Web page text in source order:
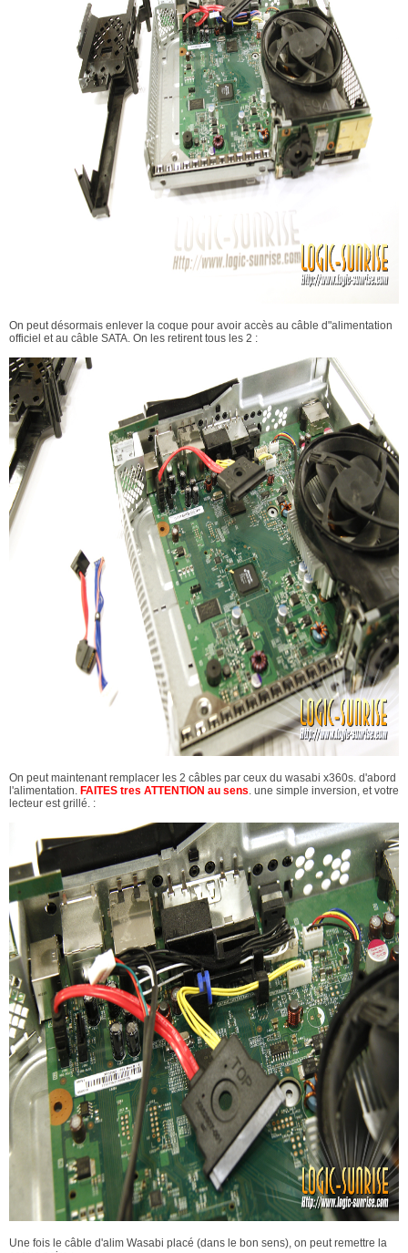
On peut désormais enlever la coque pour avoir accès au câble d"alimentation
officiel et au câble SATA. On les retirent tous les 2 :
On peut maintenant remplacer les 2 câbles par ceux du wasabi x360s. d'abord
l'alimentation. FAITES tres ATTENTION au sens. une simple inversion, et votre
lecteur est grillé. :
Une fois le câble d'alim Wasabi placé (dans le bon sens), on peut remettre la